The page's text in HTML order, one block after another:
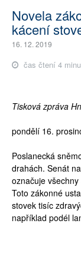
Novela
kácení
16. 12. 2019
čas čtení 4
Tisková zpráva
pondělí 16.
Poslanecká
drahách. Senát
označuje
Toto zákonné
stovek tisíc
například podél